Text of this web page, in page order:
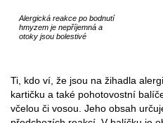
Alergická reakce po bodnutí
hmyzem je nepříjemná a
otoky jsou bolestivé
Ti, kdo ví, že jsou na žihadla
kartičku a také pohotovostní
včelou či vosou. Jeho obsah